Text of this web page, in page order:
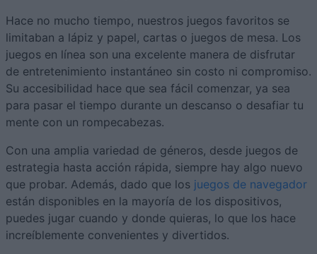
Hace no mucho tiempo, nuestros juegos favoritos se
limitaban a lápiz y papel, cartas o juegos de mesa. Los
juegos en línea son una excelente manera de disfrutar
de entretenimiento instantáneo sin costo ni compromiso.
Su accesibilidad hace que sea fácil comenzar, ya sea
para pasar el tiempo durante un descanso o desafiar tu
mente con un rompecabezas.
Con una amplia variedad de géneros, desde juegos de
estrategia hasta acción rápida, siempre hay algo nuevo
que probar. Además, dado que los juegos de navegador
están disponibles en la mayoría de los dispositivos,
puedes jugar cuando y donde quieras, lo que los hace
increíblemente convenientes y divertidos.